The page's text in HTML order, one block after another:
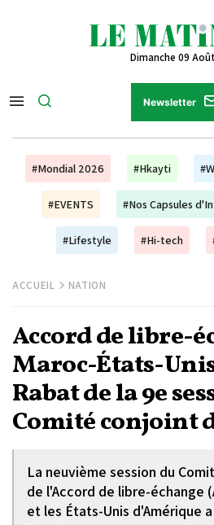
Dimanche 09
Newsletter
#Mondial 2026 #Hkayti
#EVENTS #Nos Capsules
#Lifestyle #Hi-tech
ACCUEIL NATION
Accord de libre-
Maroc-États-
Rabat de la 9e
Comité conjoint
La neuvième session du
de l'Accord de libre-échange
et les États-Unis d'Amérique